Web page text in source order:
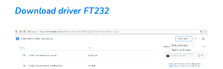
Download driver FT232